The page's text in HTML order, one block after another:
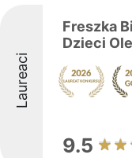
Laureaci
Freszka
Dzieci
9.5